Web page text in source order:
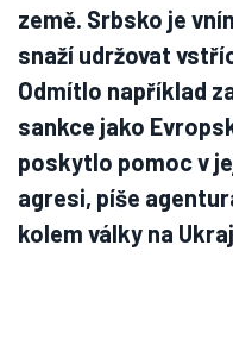
země. Srbsko je
snaží udržovat
Odmítlo například
sankce jako
poskytlo pomoc v
agresi, píše
kolem války na